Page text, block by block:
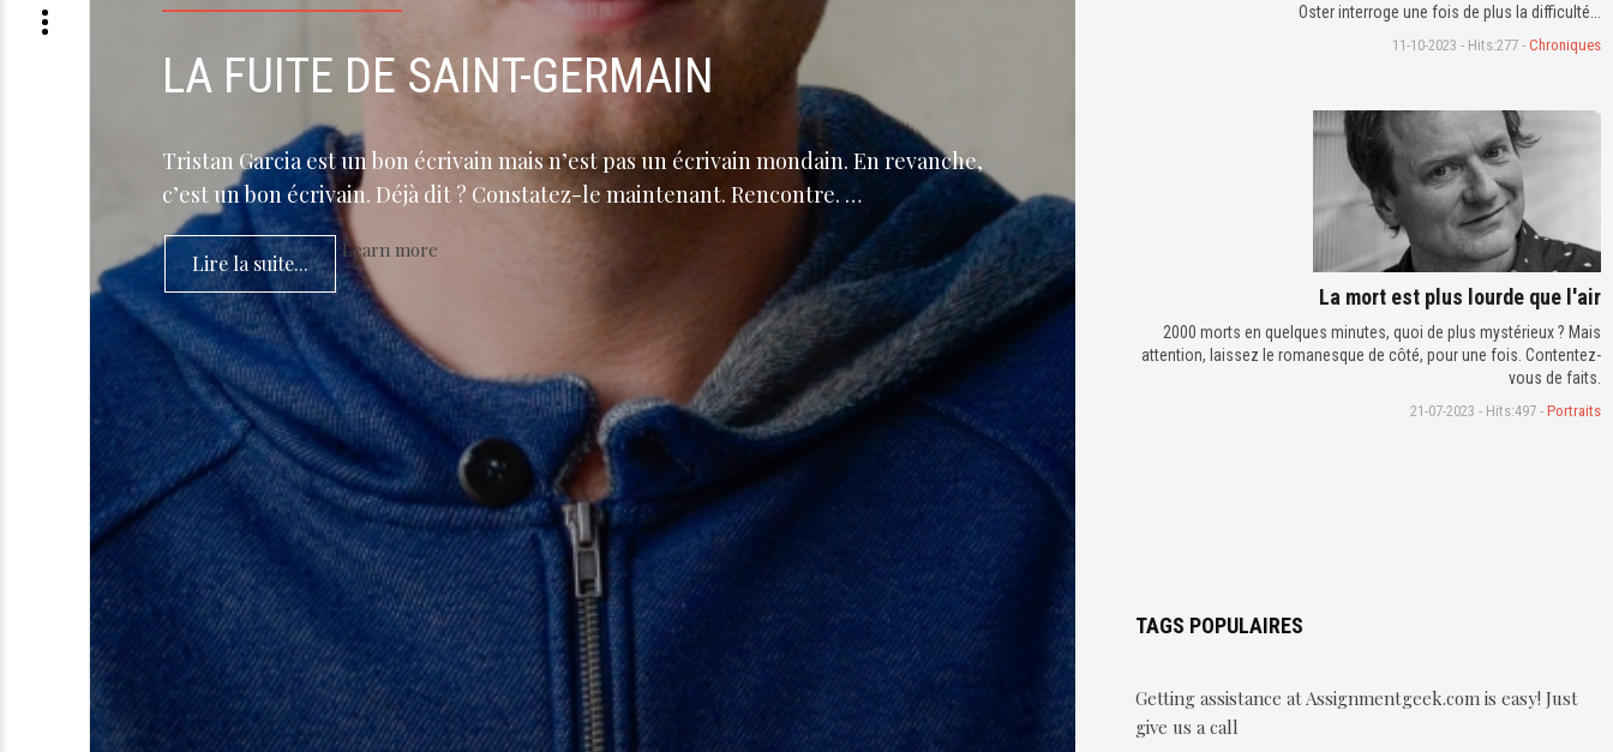
LA FUITE DE SAINT-GERMAIN
Tristan Garcia est un bon écrivain mais n’est pas un écrivain mondain. En revanche,
c’est un bon écrivain. Déjà dit ? Constatez-le maintenant. Rencontre. …
Lire la suite...
Learn more
Oster interroge une fois de plus la difficulté...
11-10-2023 - Hits:277 - Chroniques
La mort est plus lourde que l'air
2000 morts en quelques minutes, quoi de plus mystérieux ? Mais
attention, laissez le romanesque de côté, pour une fois. Contentez-
vous de faits.
21-07-2023 - Hits:497 - Portraits
TAGS POPULAIRES
Getting assistance at Assignmentgeek.com is easy! Just
give us a call